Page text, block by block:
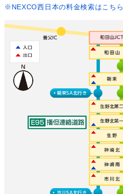
※NEXCO西日本の料金検索はこちら